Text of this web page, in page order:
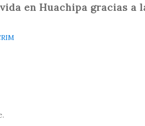
en Huachipa gracias a